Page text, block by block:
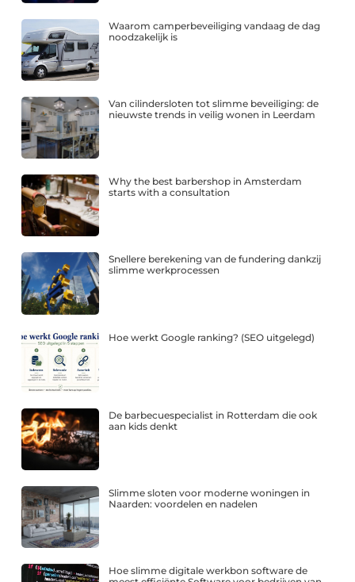
Waarom camperbeveiliging vandaag de dag
noodzakelijk is
Van cilindersloten tot slimme beveiliging: de
nieuwste trends in veilig wonen in Leerdam
Why the best barbershop in Amsterdam
starts with a consultation
Snellere berekening van de fundering dankzij
slimme werkprocessen
Hoe werkt Google ranking? (SEO uitgelegd)
De barbecuespecialist in Rotterdam die ook
aan kids denkt
Slimme sloten voor moderne woningen in
Naarden: voordelen en nadelen
Hoe slimme digitale werkbon software de